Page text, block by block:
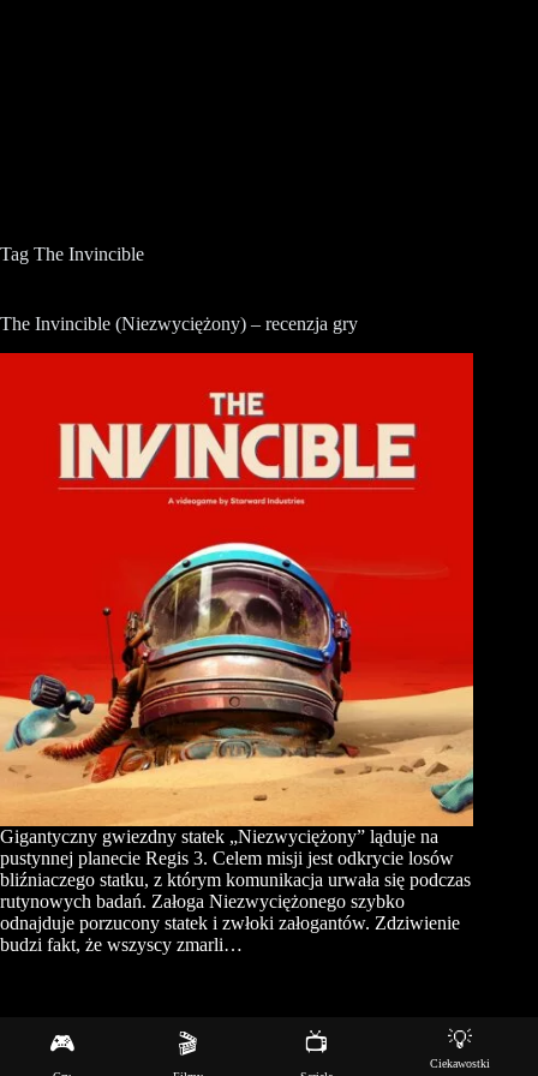
Tag The Invincible
The Invincible (Niezwyciężony) – recenzja gry
Gigantyczny gwiezdny statek „Niezwyciężony” ląduje na
pustynnej planecie Regis 3. Celem misji jest odkrycie losów
bliźniaczego statku, z którym komunikacja urwała się podczas
rutynowych badań. Załoga Niezwyciężonego szybko
odnajduje porzucony statek i zwłoki załogantów. Zdziwienie
budzi fakt, że wszyscy zmarli…
🎮 🎬 📺 💡
Ciekawostki
Copyright © 2026 - Motyw WordPress stworzony przez